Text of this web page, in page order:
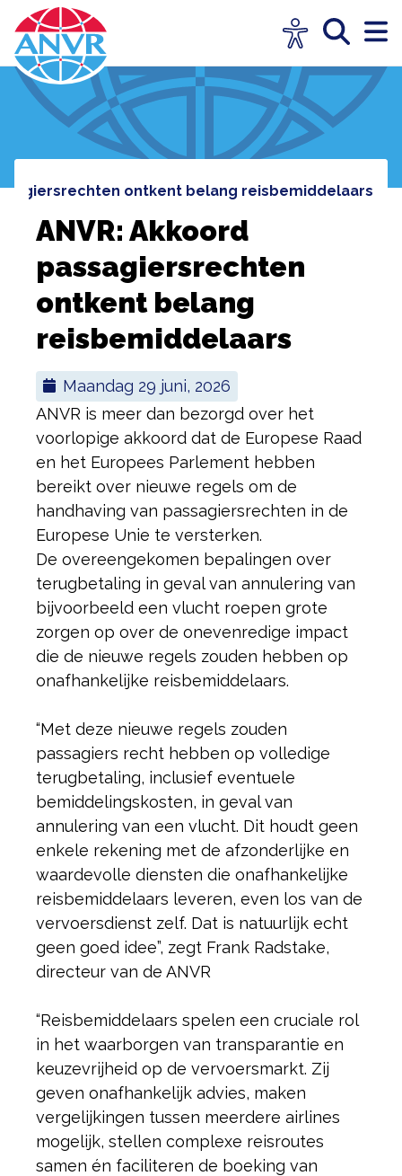
ontkent belang reisbemiddelaars
ANVR: Akkoord
passagiersrechten
ontkent belang
reisbemiddelaars
maandag 29 juni, 2026
ANVR is meer dan bezorgd over het
voorlopige akkoord dat de Europese Raad
en het Europees Parlement hebben
bereikt over nieuwe regels om de
handhaving van passagiersrechten in de
Europese Unie te versterken.
De overeengekomen bepalingen over
terugbetaling in geval van annulering van
bijvoorbeeld een vlucht roepen grote
zorgen op over de onevenredige impact
die de nieuwe regels zouden hebben op
onafhankelijke reisbemiddelaars.
“Met deze nieuwe regels zouden
passagiers recht hebben op volledige
terugbetaling, inclusief eventuele
bemiddelingskosten, in geval van
annulering van een vlucht. Dit houdt geen
enkele rekening met de afzonderlijke en
waardevolle diensten die onafhankelijke
reisbemiddelaars leveren, even los van de
vervoersdienst zelf. Dat is natuurlijk echt
geen goed idee”, zegt Frank Radstake,
directeur van de ANVR
“Reisbemiddelaars spelen een cruciale rol
in het waarborgen van transparantie en
keuzevrijheid op de vervoersmarkt. Zij
geven onafhankelijk advies, maken
vergelijkingen tussen meerdere airlines
mogelijk, stellen complexe reisroutes
samen én faciliteren de boeking van